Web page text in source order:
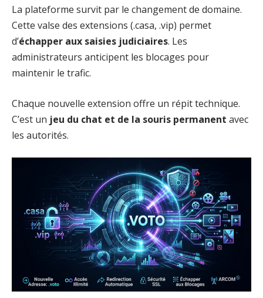
La plateforme survit par le changement de domaine.
Cette valse des extensions (.casa, .vip) permet
d’échapper aux saisies judiciaires. Les
administrateurs anticipent les blocages pour
maintenir le trafic.
Chaque nouvelle extension offre un répit technique.
C’est un jeu du chat et de la souris permanent avec
les autorités.